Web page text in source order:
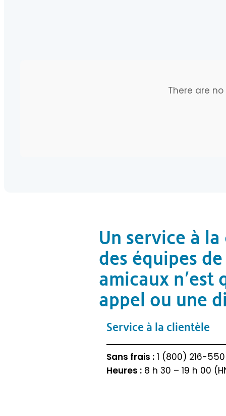
There are
Un service à
des équipes
amicaux n’est
appel ou une
Service à la clientèle
Sans frais : 1 (800) 216-
Heures : 8 h 30 – 19 h 00